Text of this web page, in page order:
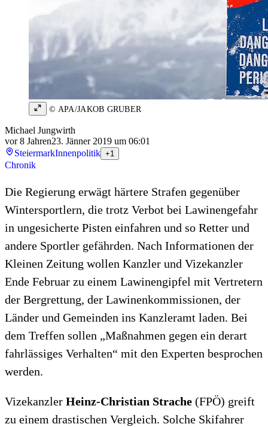
© APA/JAKOB GRUBER
Michael Jungwirth
vor 8 Jahren23. Jänner 2019 um 06:01
SteiermarkInnenpolitik +1
Chronik
Die Regierung erwägt härtere Strafen gegenüber
Wintersportlern, die trotz Verbot bei Lawinengefahr
in ungesicherte Pisten einfahren und so Retter und
andere Sportler gefährden. Nach Informationen der
Kleinen Zeitung wollen Kanzler und Vizekanzler
Ende Februar zu einem Lawinengipfel mit Vertretern
der Bergrettung, der Lawinenkommissionen, der
Länder und Gemeinden ins Kanzleramt laden. Bei
dem Treffen sollen „Maßnahmen gegen ein derart
fahrlässiges Verhalten“ mit den Experten besprochen
werden.
Vizekanzler Heinz-Christian Strache (FPÖ) greift
zu einem drastischen Vergleich. Solche Skifahrer